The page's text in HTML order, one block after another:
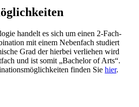
handelt es sich um einen 2-Fach-
mit einem Nebenfach studiert
Grad der hierbei verliehen wird
und ist somit „Bachelor of Arts“.
finden Sie hier.